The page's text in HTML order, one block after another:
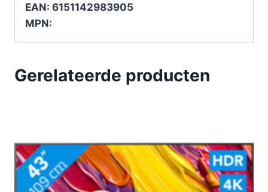
EAN: 6151142983905
MPN:
Gerelateerde producten